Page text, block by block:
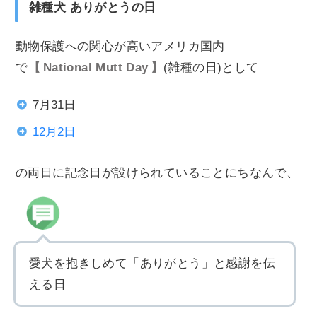
雑種犬 ありがとうの日
動物保護への関心が高いアメリカ国内
で
National Mutt Day (雑種の日)として
7月31日
12月2日
の両日に記念日が設けられていることにちなんで、
愛犬を抱きしめて「ありがとう」と感謝を伝
える日